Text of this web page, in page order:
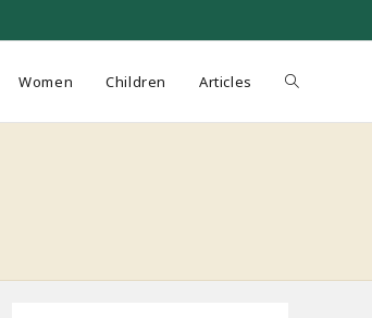
Women Children Articles Toggle